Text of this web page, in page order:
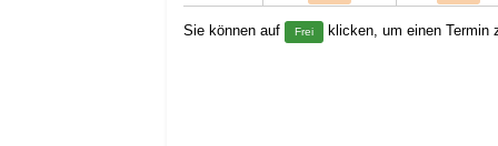
Sie können auf Frei klicken, um einen Termin